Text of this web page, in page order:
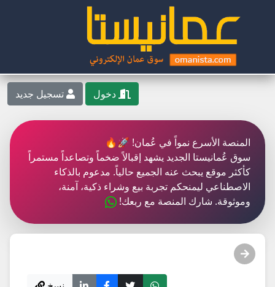
دخول تسجيل جديد
المنصة الأسرع نمواً في عُمان! 🚀🔥
سوق عُمانيستا الجديد يشهد إقبالاً ضخماً وتصاعداً مستمراً
كأكثر موقع يبحث عنه الجميع حالياً. مدعوم بالذكاء
الاصطناعي ليمنحكم تجربة بيع وشراء ذكية، آمنة،
وموثوقة. شارك المنصة مع ربعك!